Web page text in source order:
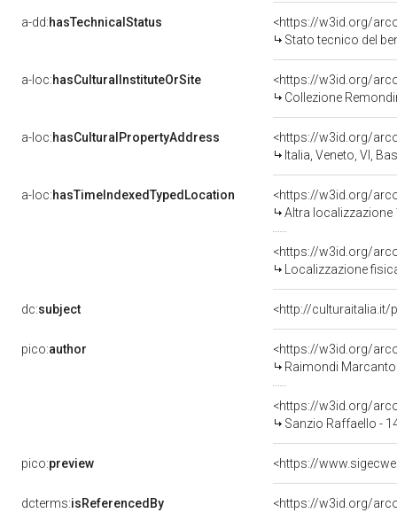
a-dd:hasTechnicalStatus
<https://w3id.org/
Stato tecnico del
a-loc:hasCulturalInstituteOrSite
<https://w3id.org/
Collezione
a-loc:hasCulturalPropertyAddress
<https://w3id.org/
Italia, Veneto, VI,
a-loc:hasTimeIndexedTypedLocation
<https://w3id.org/
Altra localizzazione
<https://w3id.org/
Localizzazione
dc:subject <http://
pico:author
<https://w3id.org/
Raimondi
<https://w3id.org/
Sanzio Raffaello -
pico:preview <https://
dcterms:isReferencedBy
<https://w3id.org/